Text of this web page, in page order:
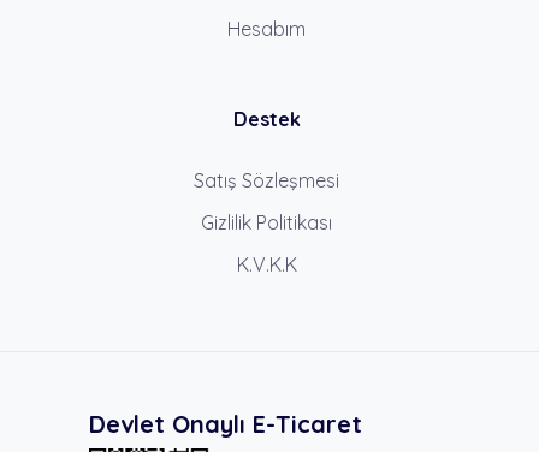
Hesabım
Destek
Satış Sözleşmesi
Gizlilik Politikası
K.V.K.K
Devlet Onaylı E-Ticaret